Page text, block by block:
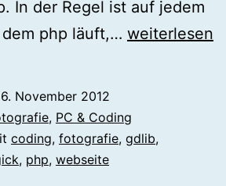
In der Regel ist auf jedem
php läuft,… [php]
weiterlesen
November 2012
, PC & Coding
coding, fotografie, gdlib,
, php, webseite